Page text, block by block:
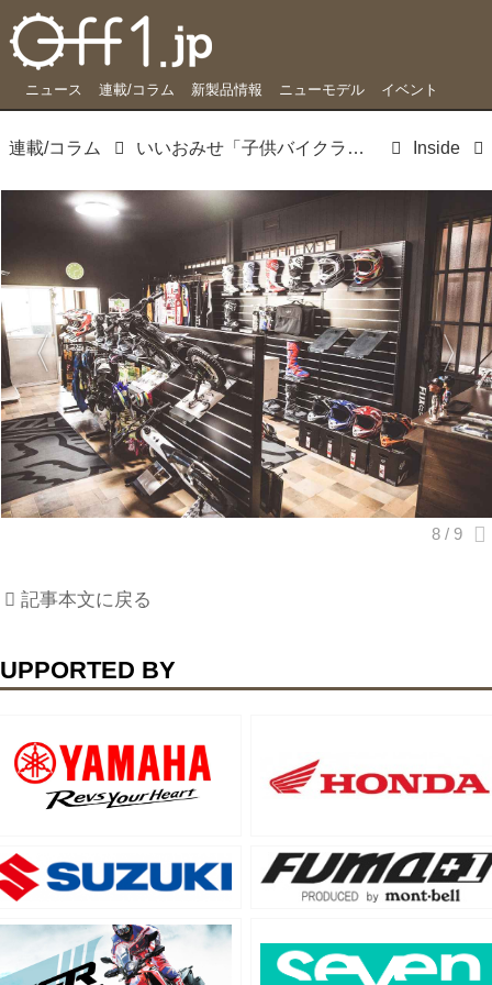
ニュース 連載/コラム 新製品情報 ニューモデル イベント
連載/コラム いいおみせ「子供バイクライフの第一歩目。試乗までできちゃう群馬クロスラッツ」 Inside
記事本文に戻る
BY